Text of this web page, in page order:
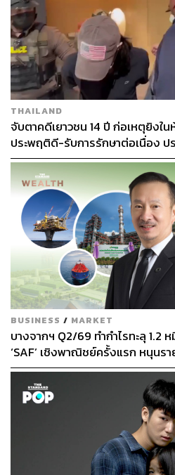
THAILAND
จับตาคดีเยาวชน 14 ปี ก่อเหตุยิงใ
ประพฤติดี-รับการรักษาต่อเนื่อง ป
BUSINESS / MARKET
บางจากฯ Q2/69 ทำกำไรทะลุ 1.2
‘SAF’ เชิงพาณิชย์ครั้งแรก หนุนร
ล้าน